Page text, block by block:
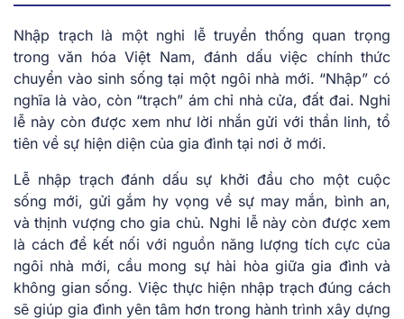
Nhập trạch là một nghi lễ truyền thống quan trọng
trong văn hóa Việt Nam, đánh dấu việc chính thức
chuyển vào sinh sống tại một ngôi nhà mới. “Nhập” có
nghĩa là vào, còn “trạch” ám chỉ nhà cửa, đất đai. Nghi
lễ này còn được xem như lời nhắn gửi với thần linh, tổ
tiên về sự hiện diện của gia đình tại nơi ở mới.
Lễ nhập trạch đánh dấu sự khởi đầu cho một cuộc
sống mới, gửi gắm hy vọng về sự may mắn, bình an,
và thịnh vượng cho gia chủ. Nghi lễ này còn được xem
là cách để kết nối với nguồn năng lượng tích cực của
ngôi nhà mới, cầu mong sự hài hòa giữa gia đình và
không gian sống. Việc thực hiện nhập trạch đúng cách
sẽ giúp gia đình yên tâm hơn trong hành trình xây dựng